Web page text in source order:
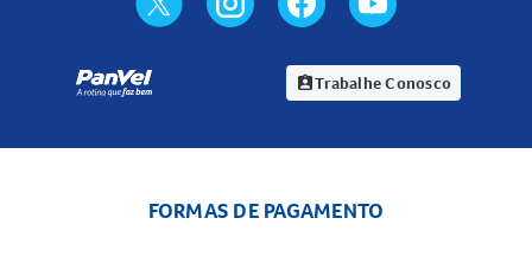
assignment_indTrabalhe Conosco
FORMAS DE PAGAMENTO